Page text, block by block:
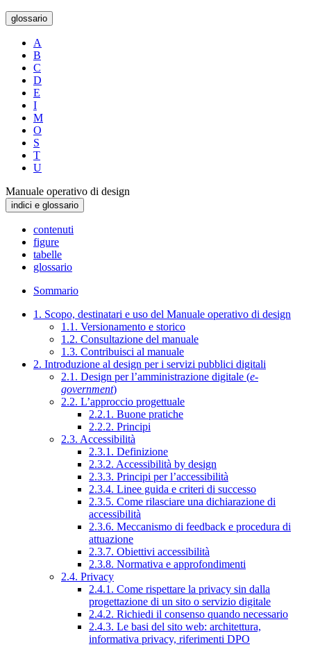
glossario
A
B
C
D
E
I
M
O
S
T
U
Manuale operativo di design
indici e glossario
contenuti
figure
tabelle
glossario
Sommario
1. Scopo, destinatari e uso del Manuale operativo di design
1.1. Versionamento e storico
1.2. Consultazione del manuale
1.3. Contribuisci al manuale
2. Introduzione al design per i servizi pubblici digitali
2.1. Design per l’amministrazione digitale (e-
government)
2.2. L’approccio progettuale
2.2.1. Buone pratiche
2.2.2. Principi
2.3. Accessibilità
2.3.1. Definizione
2.3.2. Accessibilità by design
2.3.3. Principi per l’accessibilità
2.3.4. Linee guida e criteri di successo
2.3.5. Come rilasciare una dichiarazione di
accessibilità
2.3.6. Meccanismo di feedback e procedura di
attuazione
2.3.7. Obiettivi accessibilità
2.3.8. Normativa e approfondimenti
2.4. Privacy
2.4.1. Come rispettare la privacy sin dalla
progettazione di un sito o servizio digitale
2.4.2. Richiedi il consenso quando necessario
2.4.3. Le basi del sito web: architettura,
informativa privacy, riferimenti DPO